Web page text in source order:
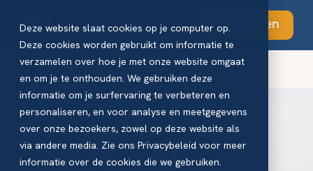
Deze website slaat cookies op je computer op.
Deze cookies worden gebruikt om informatie te
verzamelen over hoe je met onze website omgaat
en om je te onthouden. We gebruiken deze
informatie om je surfervaring te verbeteren en
personaliseren, en voor analyse en meetgegevens
over onze bezoekers, zowel op deze website als
via andere media. Zie ons Privacybeleid voor meer
informatie over de cookies die we gebruiken.
Abonneren
Blog - VM